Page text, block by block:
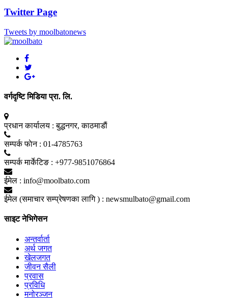
Twitter Page
Tweets by moolbatonews
वर्गदृष्टि मिडिया प्रा. लि.
प्रधान कार्यालय : बुद्धनगर, काठमाडाैं
सम्पर्क फाेन : 01-4785763
सम्पर्क मार्केटिङ : +977-9851076864
ईमेल : info@moolbato.com
ईमेल (समाचार सम्प्रेषणका लागि ) : newsmulbato@gmail.com
साइट नेभिगेसन
अन्तर्वार्ता
अर्थ जगत
खेलजगत
जीवन सैली
प्रवास
प्रविधि
मनोरञ्जन